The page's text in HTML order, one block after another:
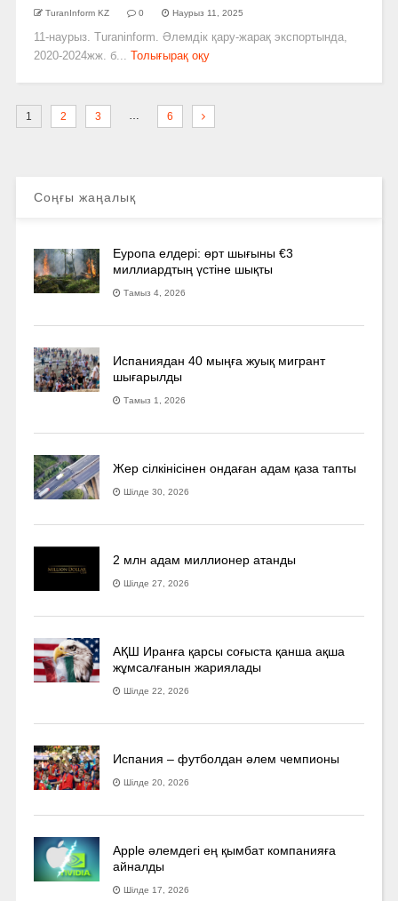
TuranInform KZ 0 Наурыз 11, 2025
11-наурыз. Turaninform. Әлемдік қару-жарақ экспортында,
2020-2024жж. б...
Толығырақ оқу
1 2 3 6
Соңғы жаңалық
Еуропа елдері: өрт шығыны €3
миллиардтың үстіне шықты
Тамыз 4, 2026
Испаниядан 40 мыңға жуық мигрант
шығарылды
Тамыз 1, 2026
Жер сілкінісінен ондаған адам қаза тапты
Шілде 30, 2026
2 млн адам миллионер атанды
Шілде 27, 2026
АҚШ Иранға қарсы соғыста қанша ақша
жұмсалғанын жариялады
Шілде 22, 2026
Испания – футболдан әлем чемпионы
Шілде 20, 2026
Apple әлемдегі ең қымбат компанияға
айналды
Шілде 17, 2026